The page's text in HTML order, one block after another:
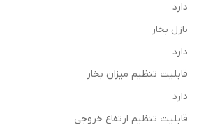
دارد
نازل بخار
دارد
قابلیت تنظیم میزان بخار
دارد
قابلیت تنظیم ارتفاع خروجی